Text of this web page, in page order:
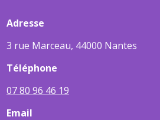
Adresse
3 rue Marceau, 44000 Nantes
Téléphone
07 80 96 46 19
Email